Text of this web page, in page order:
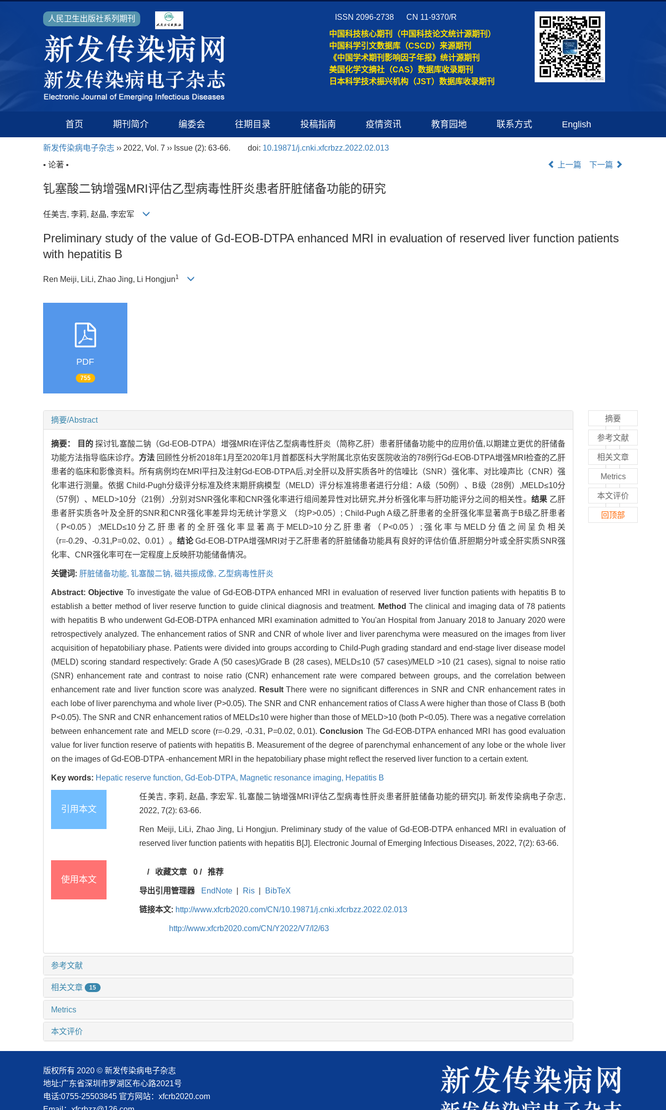
人民卫生出版社系列期刊 ISSN 2096-2738
CN 11-9370/R
中国科技核心期刊（中国科技论文统计源期刊）
中国科学引文数据库（CSCD）来源期刊
《中国学术期刊影响因子年报》统计源期刊
美国化学文摘社（CAS）数据库收录期刊
日本科学技术振兴机构（JST）数据库收录期刊
首页 期刊简介 编委会 往期目录 投稿指南 疫情资讯 教育园地 联系方式 English
新发传染病电子杂志 ›› 2022, Vol. 7 ›› Issue (2): 63-66. doi: 10.19871/j.cnki.xfcrbzz.2022.02.013
• 论著 •
上一篇 下一篇
钆塞酸二钠增强MRI评估乙型病毒性肝炎患者肝脏储备功能的研究
任美吉, 李莉, 赵晶, 李宏军
Preliminary study of the value of Gd-EOB-DTPA enhanced MRI in evaluation of reserved liver function patients
with hepatitis B
Ren Meiji, LiLi, Zhao Jing, Li Hongjun1
PDF
755
摘要/Abstract
摘要： 目的探讨钆塞酸二钠（Gd-EOB-DTPA）增强MRI在评估乙型病毒性肝炎（简称乙肝）患者肝储备功能中的应用价值,以期建立更优的肝储备
功能方法指导临床诊疗。 方法 回顾性分析2018年1月至2020年1月首都医科大学附属北京佑安医院收治的78例行Gd-EOB-DTPA增强MRI检查的乙肝
患者的临床和影像资料。所有病例均在MRI平扫及注射Gd-EOB-DTPA后,对全肝以及肝实质各叶的信噪比（SNR）强化率、对比噪声比（CNR）强
化率进行测量。依据 Child-Pugh分级评分标准及终末期肝病模型（MELD）评分标准将患者进行分组：A级（50例）、B级（28例）,MELD≤10分
（57例）、MELD>10分（21例）,分别对SNR强化率和CNR强化率进行组间差异性对比研究,并分析强化率与肝功能评分之间的相关性。 结果 乙肝
患者肝实质各叶及全肝的SNR和CNR强化率差异均无统计学意义 （均P>0.05）; Child-Pugh A级乙肝患者的全肝强化率显著高于B级乙肝患者
（P<0.05）;MELD≤10分乙肝患者的全肝强化率显著高于MELD>10分乙肝患者（P<0.05）;强化率与MELD分值之间呈负相关
（r=-0.29、-0.31,P=0.02、0.01）。结论Gd-EOB-DTPA增强MRI对于乙肝患者的肝脏储备功能具有良好的评估价值,肝胆期分叶或全肝实质SNR强
化率、CNR强化率可在一定程度上反映肝功能储备情况。
关键词: 肝脏储备功能, 钆塞酸二钠, 磁共振成像, 乙型病毒性肝炎
Abstract:Objective To investigate the value of Gd-EOB-DTPA enhanced MRI in evaluation of reserved liver function patients with hepatitis B to
establish a better method of liver reserve function to guide clinical diagnosis and treatment. Method The clinical and imaging data of 78 patients
with hepatitis B who underwent Gd-EOB-DTPA enhanced MRI examination admitted to You'an Hospital from January 2018 to January 2020 were
retrospectively analyzed. The enhancement ratios of SNR and CNR of whole liver and liver parenchyma were measured on the images from liver
acquisition of hepatobiliary phase. Patients were divided into groups according to Child-Pugh grading standard and end-stage liver disease model
(MELD) scoring standard respectively: Grade A (50 cases)/Grade B (28 cases), MELD≤10 (57 cases)/MELD >10 (21 cases), signal to noise ratio
(SNR) enhancement rate and contrast to noise ratio (CNR) enhancement rate were compared between groups, and the correlation between
enhancement rate and liver function score was analyzed. ResultThere were no significant differences in SNR and CNR enhancement rates in
each lobe of liver parenchyma and whole liver (P>0.05). The SNR and CNR enhancement ratios of Class A were higher than those of Class B (both
P<0.05). The SNR and CNR enhancement ratios of MELD≤10 were higher than those of MELD>10 (both P<0.05). There was a negative correlation
between enhancement rate and MELD score (r=-0.29, -0.31, P=0.02, 0.01).Conclusion The Gd-EOB-DTPA enhanced MRI has good evaluation
value for liver function reserve of patients with hepatitis B. Measurement of the degree of parenchymal enhancement of any lobe or the whole liver
on the images of Gd-EOB-DTPA -enhancement MRI in the hepatobiliary phase might reflect the reserved liver function to a certain extent.
Key words: Hepatic reserve function, Gd-Eob-DTPA, Magnetic resonance imaging, Hepatitis B
引用本文
任美吉, 李莉, 赵晶, 李宏军. 钆塞酸二钠增强MRI评估乙型病毒性肝炎患者肝脏储备功能的研究[J]. 新发传染病电子杂志,
2022, 7(2): 63-66.
Ren Meiji, LiLi, Zhao Jing, Li Hongjun. Preliminary study of the value of Gd-EOB-DTPA enhanced MRI in evaluation of
reserved liver function patients with hepatitis B[J]. Electronic Journal of Emerging Infectious Diseases, 2022, 7(2): 63-66.
使用本文
/ 收藏文章 0/ 推荐
导出引用管理器 EndNote Ris BibTeX
链接本文: http://www.xfcrb2020.com/CN/10.19871/j.cnki.xfcrbzz.2022.02.013
http://www.xfcrb2020.com/CN/Y2022/V7/I2/63
参考文献
相关文章 15
Metrics
本文评价
摘要
参考文献
相关文章
Metrics
本文评价
回顶部
版权所有 2020 © 新发传染病电子杂志
地址:广东省深圳市罗湖区布心路2021号
电话:0755-25503845 官方网站：xfcrb2020.com